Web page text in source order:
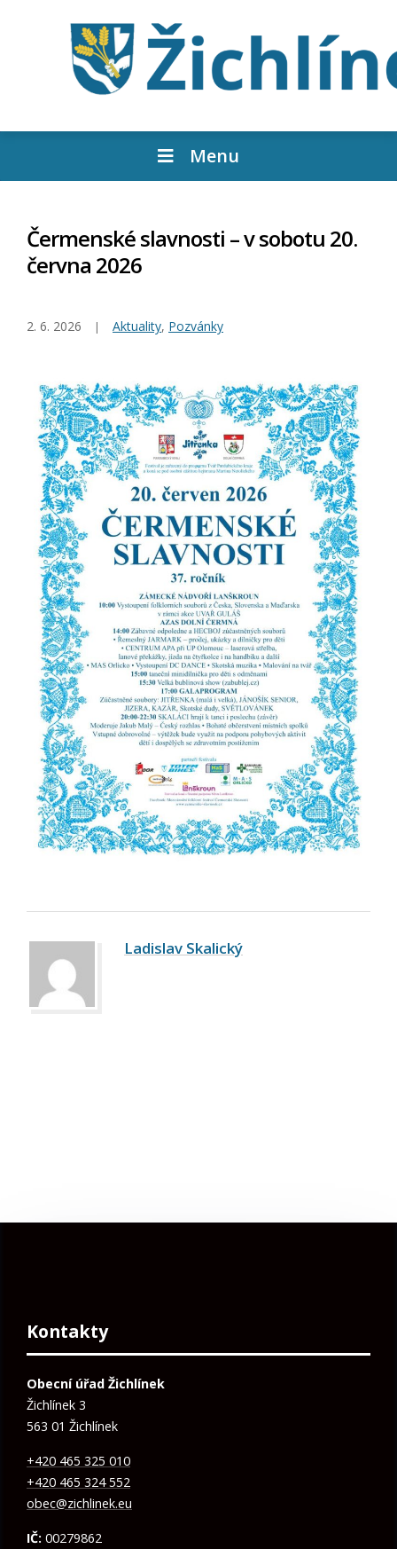
Menu
Čermenské slavnosti – v sobotu 20.
června 2026
2. 6. 2026 Aktuality, Pozvánky
Ladislav Skalický
Kontakty
Obecní úřad Žichlínek
Žichlínek 3
563 01 Žichlínek
+420 465 325 010
+420 465 324 552
obec@zichlinek.eu
IČ: 00279862